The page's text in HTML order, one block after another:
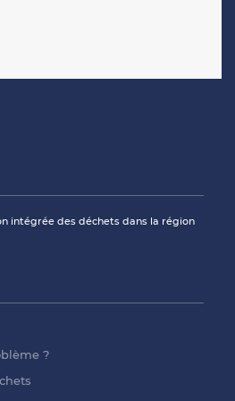
intégrée des déchets dans la région
?